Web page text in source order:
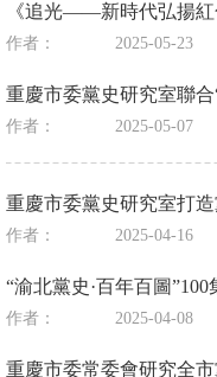
《追光——新時代弘揚
作者： 2025-05-23
重慶市委黨史研究室聯
作者： 2025-05-07
重慶市委黨史研究室打
作者： 2025-04-16
“渝北黨史·百年百圖
作者： 2025-04-08
重慶市委常委會研究全